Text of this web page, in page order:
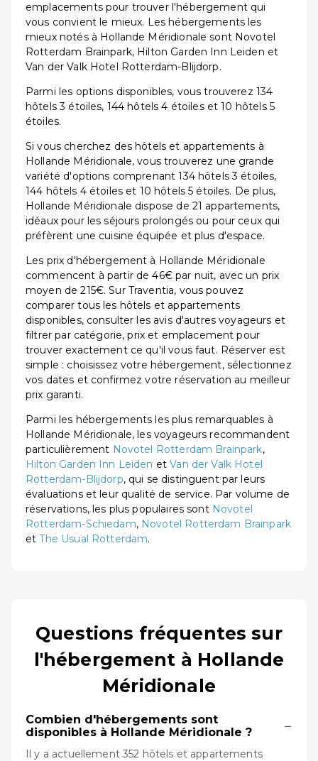
emplacements pour trouver l'hébergement qui
vous convient le mieux. Les hébergements les
mieux notés à Hollande Méridionale sont Novotel
Rotterdam Brainpark, Hilton Garden Inn Leiden et
Van der Valk Hotel Rotterdam-Blijdorp.
Parmi les options disponibles, vous trouverez 134
hôtels 3 étoiles, 144 hôtels 4 étoiles et 10 hôtels 5
étoiles.
Si vous cherchez des hôtels et appartements à
Hollande Méridionale, vous trouverez une grande
variété d'options comprenant 134 hôtels 3 étoiles,
144 hôtels 4 étoiles et 10 hôtels 5 étoiles. De plus,
Hollande Méridionale dispose de 21 appartements,
idéaux pour les séjours prolongés ou pour ceux qui
préfèrent une cuisine équipée et plus d'espace.
Les prix d'hébergement à Hollande Méridionale
commencent à partir de 46€ par nuit, avec un prix
moyen de 215€. Sur Traventia, vous pouvez
comparer tous les hôtels et appartements
disponibles, consulter les avis d'autres voyageurs et
filtrer par catégorie, prix et emplacement pour
trouver exactement ce qu'il vous faut. Réserver est
simple : choisissez votre hébergement, sélectionnez
vos dates et confirmez votre réservation au meilleur
prix garanti.
Parmi les hébergements les plus remarquables à
Hollande Méridionale, les voyageurs recommandent
particulièrement Novotel Rotterdam Brainpark,
Hilton Garden Inn Leiden etVan der Valk Hotel
Rotterdam-Blijdorp, qui se distinguent par leurs
évaluations et leur qualité de service. Par volume de
réservations, les plus populaires sont Novotel
Rotterdam-Schiedam, Novotel Rotterdam Brainpark
etThe Usual Rotterdam.
Questions fréquentes sur
l'hébergement à Hollande
Méridionale
Combien d'hébergements sont
disponibles à Hollande Méridionale ?
−
Il y a actuellement 352 hôtels et appartements